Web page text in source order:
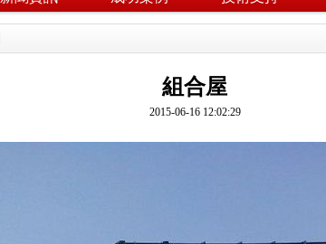
組合屋
2015-06-16 12:02:29